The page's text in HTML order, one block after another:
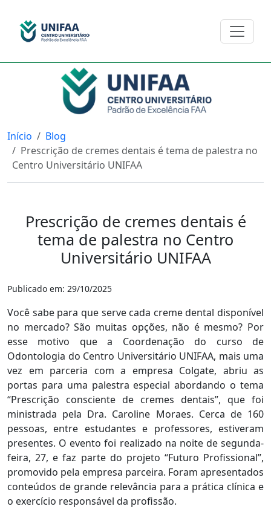
Início
Blog
Prescrição de cremes dentais é tema de palestra no
Centro Universitário UNIFAA
Prescrição de cremes dentais é
tema de palestra no Centro
Universitário UNIFAA
Publicado em: 29/10/2025
Você sabe para que serve cada creme dental disponível
no mercado? São muitas opções, não é mesmo? Por
esse motivo que a Coordenação do curso de
Odontologia do Centro Universitário UNIFAA, mais uma
vez em parceria com a empresa Colgate, abriu as
portas para uma palestra especial abordando o tema
“Prescrição consciente de cremes dentais”, que foi
ministrada pela Dra. Caroline Moraes. Cerca de 160
pessoas, entre estudantes e professores, estiveram
presentes. O evento foi realizado na noite de segunda-
feira, 27, e faz parte do projeto “Futuro Profissional”,
promovido pela empresa parceira. Foram apresentados
conteúdos de grande relevância para a prática clínica e
o exercício responsável da profissão.